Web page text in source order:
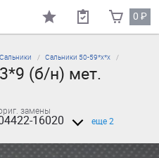
0₽
Сальники Сальники 50-59*х*х
(б/н) мет.
замены
16020 еще 2